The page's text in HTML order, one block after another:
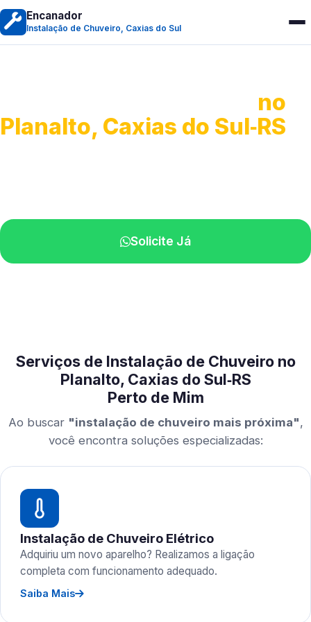
Encanador
Instalação de Chuveiro, Caxias do Sul
no
Planalto, Caxias do Sul‑RS
Solicite Já
Serviços de Instalação de Chuveiro no
Planalto, Caxias do Sul‑RS
Perto de Mim
Ao buscar "instalação de chuveiro mais próxima",
você encontra soluções especializadas:
Instalação de Chuveiro Elétrico
Adquiriu um novo aparelho? Realizamos a ligação
completa com funcionamento adequado.
Saiba Mais